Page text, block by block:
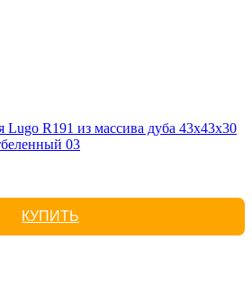
Lugo R191 из массива дуба 43х43х30
03
КУПИТЬ